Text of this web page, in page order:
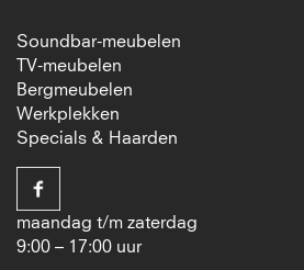
Soundbar-meubelen
TV-meubelen
Bergmeubelen
Werkplekken
Specials & Haarden
maandag t/m zaterdag
9:00 – 17:00 uur